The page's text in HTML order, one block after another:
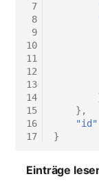
7
8
9
10
11
12
13
14
15
16
17
},
"id"
}
Einträge